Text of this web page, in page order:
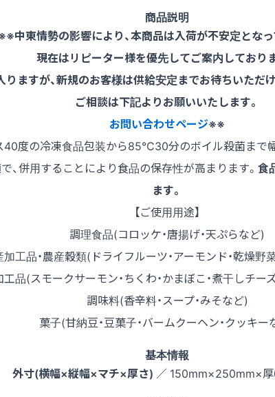
商品説明
中東情勢の影響により、本商品は入荷が不安定となっ
現在はリピーター様を優先してご案内しており
りますが、新規のお客様は供給安定までお待ちいただ
ご相談は下記よりお願いいたします。
お問い合わせページ※※
40度の冷凍食品包装から85℃30分のボイル殺菌まで
、併用することにより食品の保存性が高まります。 食
ます。
【ご使用用途】
調理食品(コロッケ・唐揚げ・天ぷらなど)
加工品・農産穀類(ドライフルーツ・アーモンド・乾燥野
工品(スモークサーモン・ちくわ・かまぼこ・煮干しチー
調味料(香辛料・スープ・みそなど)
菓子(甘納豆・豆菓子・バームクーヘン・クッキー
基本情報
外寸(横幅×縦幅×マチ×厚さ) ／ 150mm×250mm×